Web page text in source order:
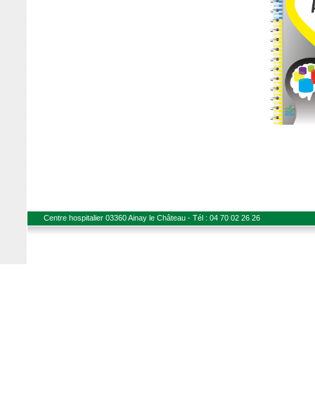
Centre hospitalier 03360 Ainay le Château - Tél : 04 70 02 26 26